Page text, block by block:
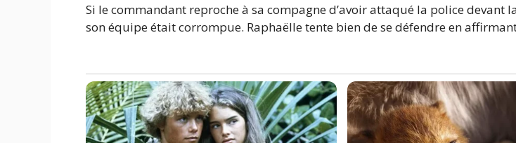
Si le commandant reproche à sa compagne d’avoir attaqué la police
son équipe était corrompue. Raphaëlle tente bien de se défendre en